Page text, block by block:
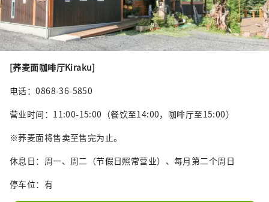
[荞麦面咖啡厅Kiraku]
电话：0868-36-5850
营业时间：11:00-15:00（餐饮至14:00，咖啡厅至15:00）
※荞麦面将售卖至售完为止。
休息日：周一、周二（节假日照常营业）、每月第二个周日
停车位：有